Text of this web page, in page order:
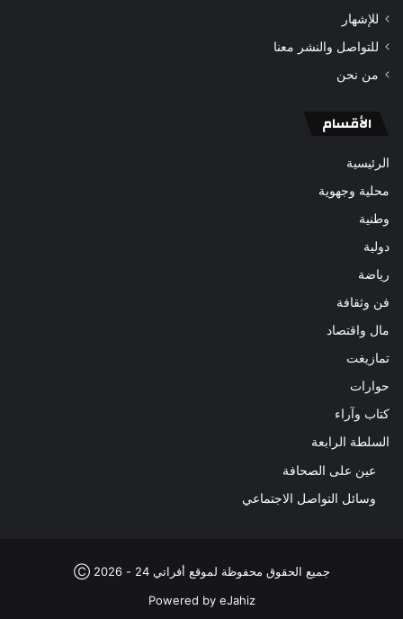
للإشهار
للتواصل والنشر معنا
من نحن
الأقسام
الرئيسية
محلية وجهوية
وطنية
دولية
رياضة
فن وثقافة
مال واقتصاد
تمازيغت
حوارات
كتاب وآراء
السلطة الرابعة
عين على الصحافة
وسائل التواصل الاجتماعي
جميع الحقوق محفوظة لموقع أفراتي 24 - 2026 Ⓒ
Powered by eJahiz